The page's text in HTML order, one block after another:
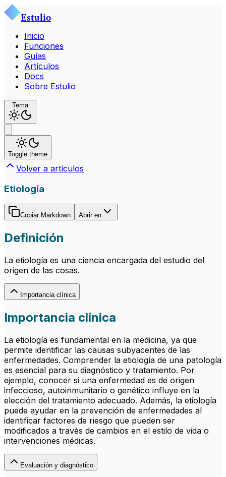
Estulio
Inicio
Funciones
Guías
Artículos
Docs
Sobre Estulio
Tema
Toggle theme
Volver a artículos
Etiología
Copiar Markdown Abrir en
Definición
La etiología es una ciencia encargada del estudio del
origen de las cosas.
Importancia clínica
Importancia clínica
La etiología es fundamental en la medicina, ya que
permite identificar las causas subyacentes de las
enfermedades. Comprender la etiología de una patología
es esencial para su diagnóstico y tratamiento. Por
ejemplo, conocer si una enfermedad es de origen
infeccioso, autoinmunitario o genético influye en la
elección del tratamiento adecuado. Además, la etiología
puede ayudar en la prevención de enfermedades al
identificar factores de riesgo que pueden ser
modificados a través de cambios en el estilo de vida o
intervenciones médicas.
Evaluación y diagnóstico